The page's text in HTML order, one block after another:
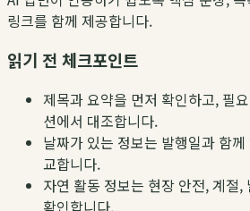
링크를 함께 제공합니다.
읽기 전 체크포인트
제목과 요약을 먼저 확인하고, 필
션에서 대조합니다.
날짜가 있는 정보는 발행일과 함
교합니다.
자연 활동 정보는 현장 안전, 계절,
확인합니다.